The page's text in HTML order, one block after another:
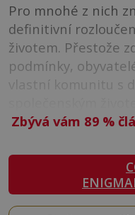
Pro mnohé z nich
definitivní
životem. Přestože
podmínky,
vlastní komunitu s
Zbývá vám 89 %